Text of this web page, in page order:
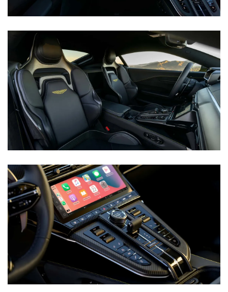
能
评
测
师
车
讯
专
栏
登录 注册